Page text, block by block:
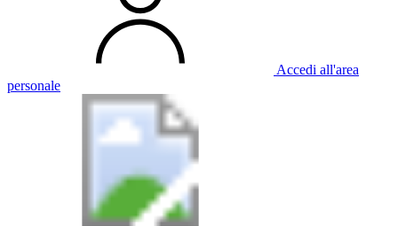
Accedi all'area
personale